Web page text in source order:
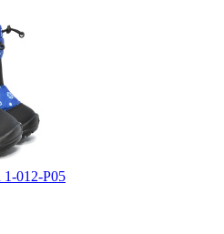
012-P05